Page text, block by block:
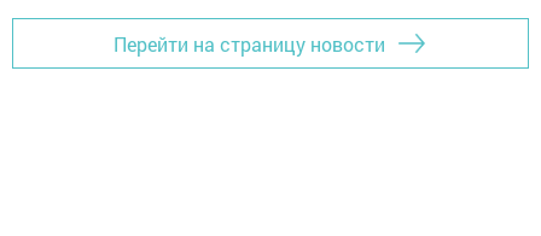
Перейти на страницу новости